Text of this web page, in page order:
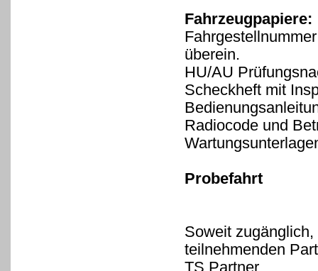
Fahrzeugpapiere:
überein.
HU/AU
Scheckheft mit
Radiocode und
Probefahrt
Soweit
teilnehmenden
TS Partner.